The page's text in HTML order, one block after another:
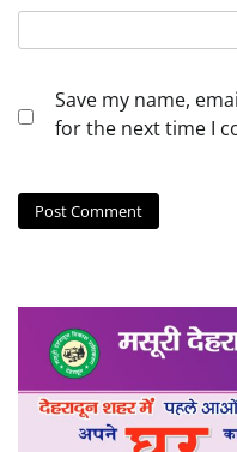
Save my name,
for the next time I